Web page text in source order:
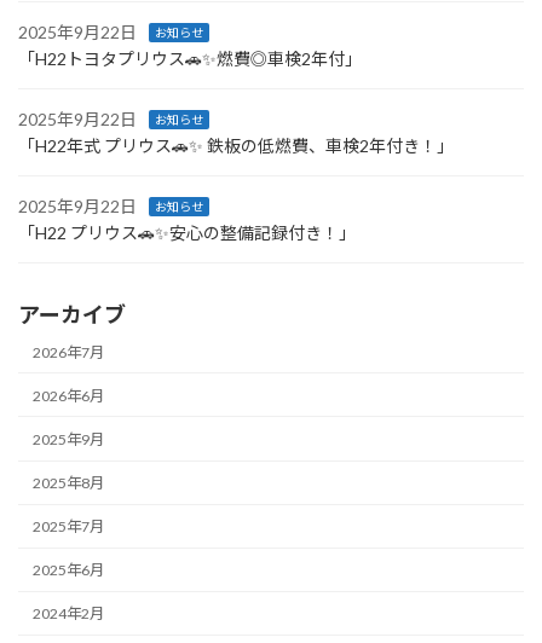
2025年9月22日 お知らせ
「H22トヨタプリウス🚗✨燃費◎車検2年付」
2025年9月22日 お知らせ
「H22年式 プリウス🚗✨ 鉄板の低燃費、車検2年付き！」
2025年9月22日 お知らせ
「H22 プリウス🚗✨安心の整備記録付き！」
アーカイブ
2026年7月
2026年6月
2025年9月
2025年8月
2025年7月
2025年6月
2024年2月